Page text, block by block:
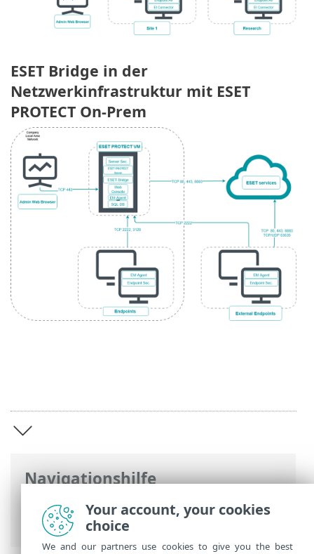
Navigationshilfe
ESET Online-Hilfe>ESET Bridge >ESET
Bridge Einführung
ESET Bridge in der
Netzwerkinfrastruktur mit ESET
PROTECT On-Prem
Your account, your cookies
choice
We and our partners use cookies to give you the best